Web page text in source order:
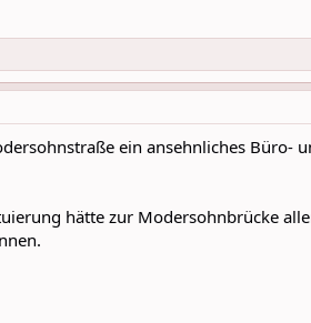
ein ansehnliches Büro-
hätte zur Modersohnbrücke